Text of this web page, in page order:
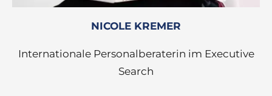
NICOLE KREMER
Internationale Personalberaterin im Executive
Search